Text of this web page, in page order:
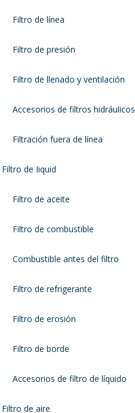
Filtro de línea
Filtro de presión
Filtro de llenado y ventilación
Accesorios de filtros hidráulicos
Filtración fuera de línea
Filtro de Iiquid
Filtro de aceite
Filtro de combustible
Combustible antes del filtro
Filtro de refrigerante
Filtro de erosión
Filtro de borde
Accesorios de filtro de líquido
Filtro de aire